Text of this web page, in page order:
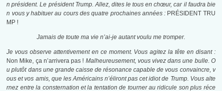
n président. Le président Trump. Allez, dites le tous en chœur, car il faudra bie
n vous y habituer au cours des quatre prochaines années : PRÉSIDENT TRU
MP !
Jamais de toute ma vie n’ai-je autant voulu me tromper.
Je vous observe attentivement en ce moment. Vous agitez la tête en disant :
Non Mike, ça n’arrivera pas ! Malheureusement, vous vivez dans une bulle. O
u plutôt dans une grande caisse de résonance capable de vous convaincre, v
ous et vos amis, que les Américains n’éliront pas cet idiot de Trump. Vous alte
rnez entre la consternation et la tentation de tourner au ridicule son plus réce